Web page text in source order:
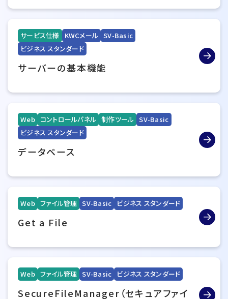
サービス仕様 KWCメール SV-Basic
ビジネス スタンダード
サーバーの基本機能
Web コントロールパネル 制作ツール SV-Basic
ビジネス スタンダード
データベース
Web ファイル管理 SV-Basic ビジネス スタンダード
Get a File
Web ファイル管理 SV-Basic ビジネス スタンダード
SecureFileManager（セキュアファイ